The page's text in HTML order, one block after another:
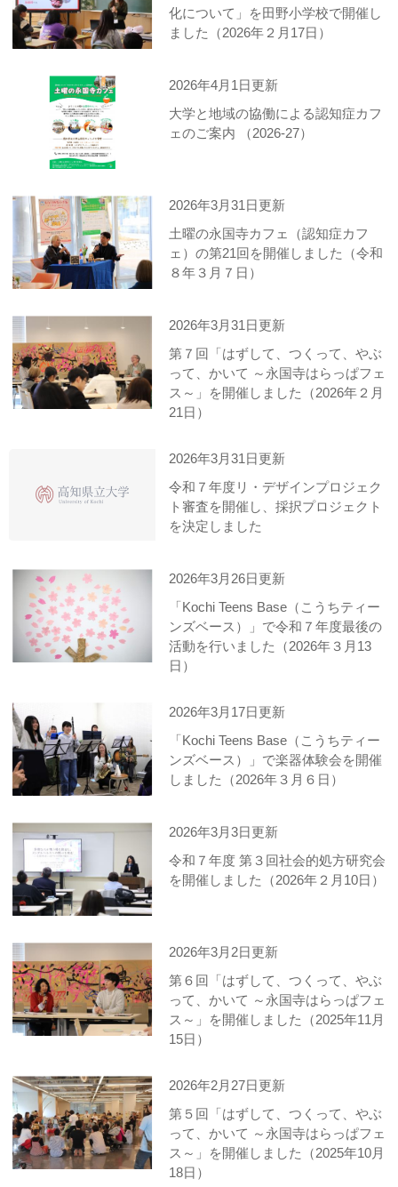
化について」を田野小学校で開催し
ました（2026年２月17日）
2026年4月1日更新
大学と地域の協働による認知症カフ
ェのご案内 （2026-27）
2026年3月31日更新
土曜の永国寺カフェ（認知症カフ
ェ）の第21回を開催しました（令和
８年３月７日）
2026年3月31日更新
第７回「はずして、つくって、やぶ
って、かいて ～永国寺はらっぱフェ
ス～」を開催しました（2026年２月
21日）
2026年3月31日更新
令和７年度リ・デザインプロジェク
ト審査を開催し、採択プロジェクト
を決定しました
2026年3月26日更新
「Kochi Teens Base（こうちティー
ンズベース）」で令和７年度最後の
活動を行いました（2026年３月13
日）
2026年3月17日更新
「Kochi Teens Base（こうちティー
ンズベース）」で楽器体験会を開催
しました（2026年３月６日）
2026年3月3日更新
令和７年度 第３回社会的処方研究会
を開催しました（2026年２月10日）
2026年3月2日更新
第６回「はずして、つくって、やぶ
って、かいて ～永国寺はらっぱフェ
ス～」を開催しました（2025年11月
15日）
2026年2月27日更新
第５回「はずして、つくって、やぶ
って、かいて ～永国寺はらっぱフェ
ス～」を開催しました（2025年10月
18日）